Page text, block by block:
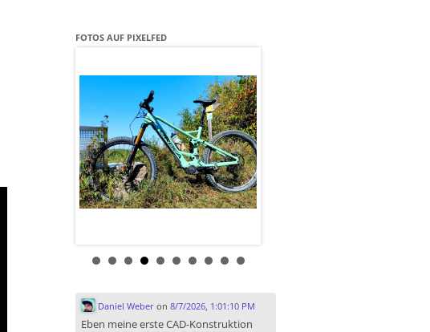
FOTOS AUF PIXELFED
Daniel Weberon 8/7/2026, 1:01:10 PM
Eben meine erste CAD-Konstruktion